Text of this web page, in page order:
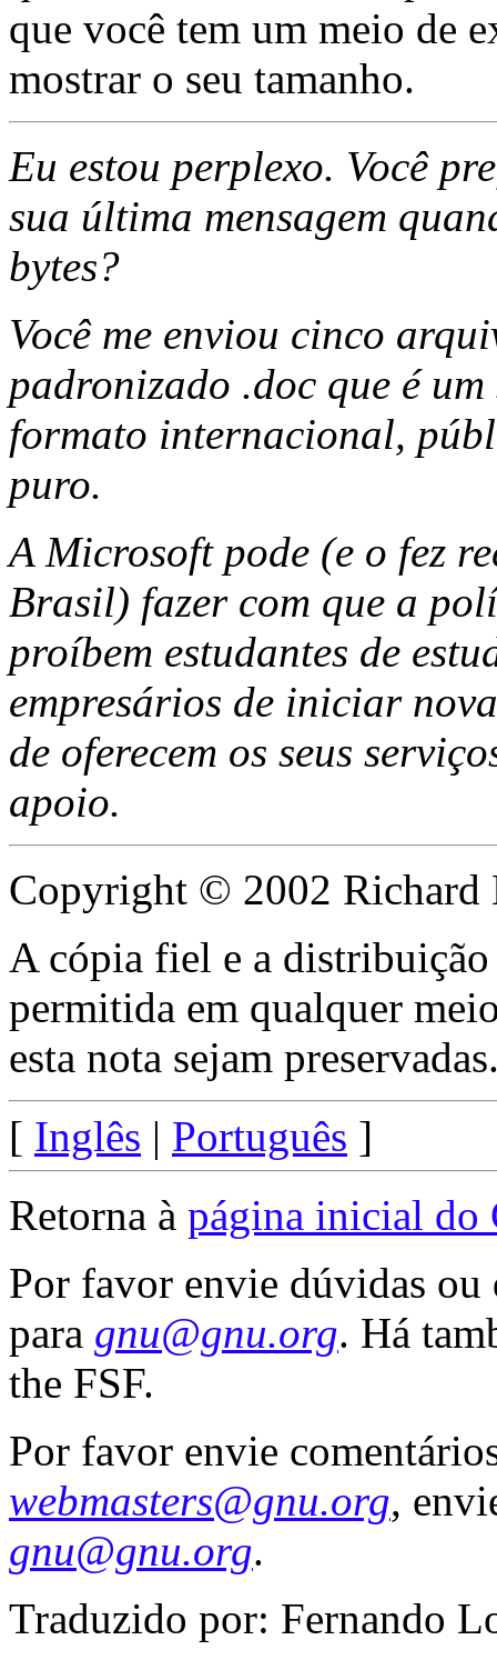
que você tem um meio de
mostrar o seu tamanho.
Eu estou perplexo. Você
sua última mensagem
bytes?
Você me enviou cinco
padronizado .doc que é
formato internacional,
puro.
A Microsoft pode (e o fez
Brasil) fazer com que a
proíbem estudantes de
empresários de iniciar
de oferecem os seus
apoio.
Copyright © 2002 Richard
A cópia fiel e a
permitida em qualquer
esta nota sejam
[ Inglês | Português ]
Retorna à página inicial do
Por favor envie dúvidas ou
para gnu@gnu.org. Há
the FSF.
Por favor envie
webmasters@gnu.org,
gnu@gnu.org.
Traduzido por: Fernando